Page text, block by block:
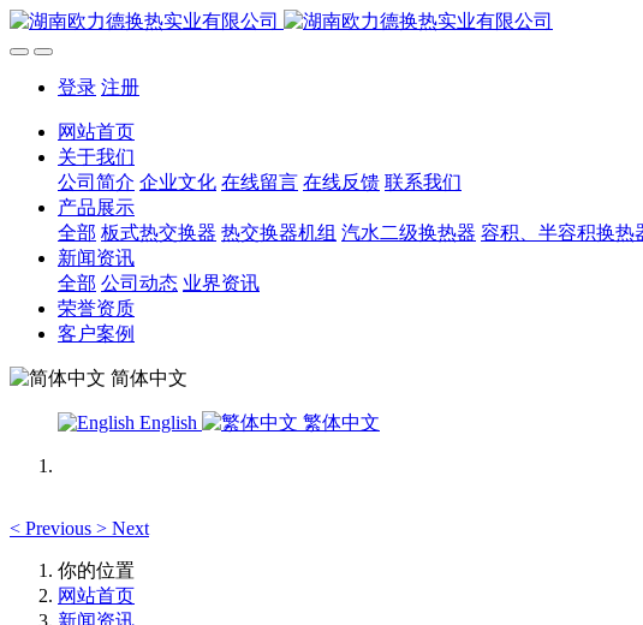
登录 注册
网站首页
关于我们
公司简介 企业文化 在线留言 在线反馈 联系我们
产品展示
全部 板式热交换器 热交换器机组 汽水二级换热器 容积、半容积换热
新闻资讯
全部 公司动态 业界资讯
荣誉资质
客户案例
简体中文
English 繁体中文
< Previous > Next
你的位置
网站首页
新闻资讯